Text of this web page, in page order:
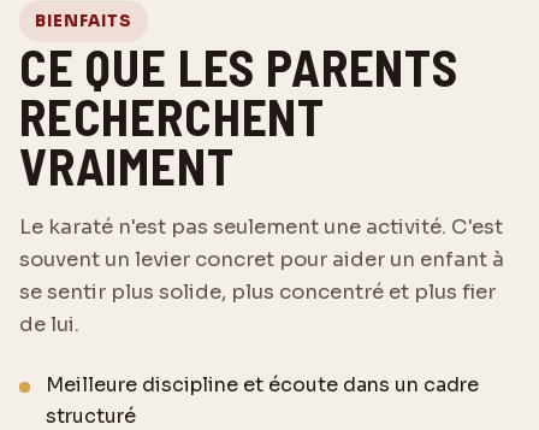
BIENFAITS
CE QUE LES PARENTS
RECHERCHENT
VRAIMENT
Le karaté n'est pas seulement une activité. C'est
souvent un levier concret pour aider un enfant à
se sentir plus solide, plus concentré et plus fier
de lui.
Meilleure discipline et écoute dans un cadre
structuré